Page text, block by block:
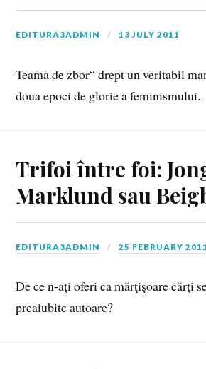
EDITURA3ADMIN 13 JULY 2011
Teama de zbor“ drept un veritabil
doua epoci de glorie a feminismului.
Trifoi între foi:
Marklund sau
EDITURA3ADMIN 25 FEBRUARY 2011
De ce n-aţi oferi ca mărţişoare cărţi
preaiubite autoare?